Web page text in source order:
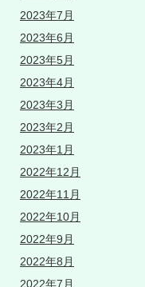
2023年7月
2023年6月
2023年5月
2023年4月
2023年3月
2023年2月
2023年1月
2022年12月
2022年11月
2022年10月
2022年9月
2022年8月
2022年7月